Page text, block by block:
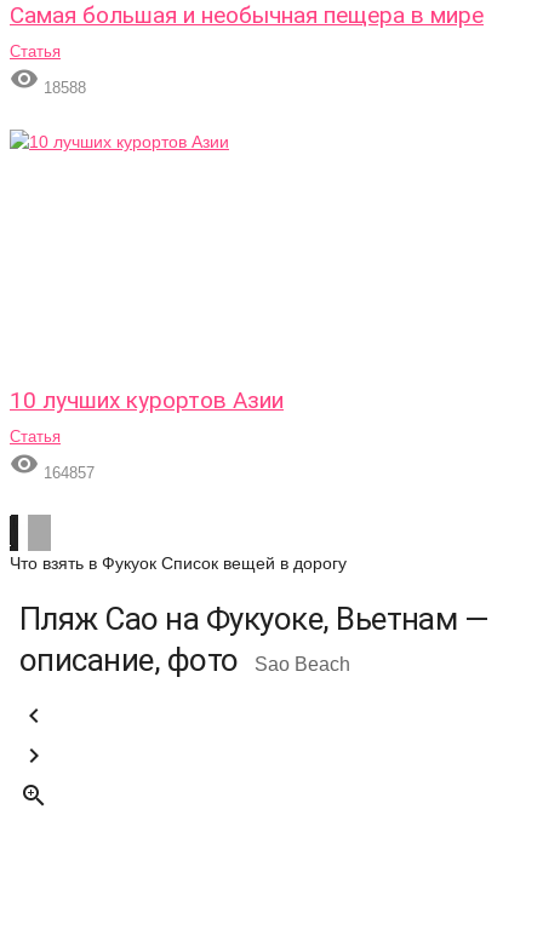
Самая большая и необычная пещера в мире
Статья
 18588
10 лучших курортов Азии
Статья
 164857
Что взять в Фукуок Список вещей в дорогу
Пляж Сао на Фукуоке, Вьетнам —
описание, фото
Sao Beach


